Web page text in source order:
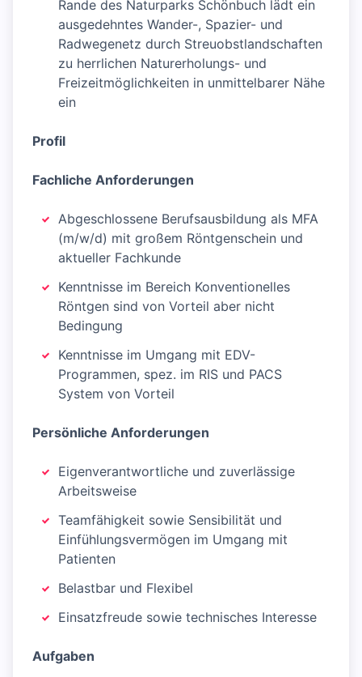
Rande des Naturparks Schönbuch lädt ein
ausgedehntes Wander-, Spazier- und
Radwegenetz durch Streuobstlandschaften
zu herrlichen Naturerholungs- und
Freizeitmöglichkeiten in unmittelbarer Nähe
ein
Profil
Fachliche Anforderungen
Abgeschlossene Berufsausbildung als MFA
(m/w/d) mit großem Röntgenschein und
aktueller Fachkunde
Kenntnisse im Bereich Konventionelles
Röntgen sind von Vorteil aber nicht
Bedingung
Kenntnisse im Umgang mit EDV-
Programmen, spez. im RIS und PACS
System von Vorteil
Persönliche Anforderungen
Eigenverantwortliche und zuverlässige
Arbeitsweise
Teamfähigkeit sowie Sensibilität und
Einfühlungsvermögen im Umgang mit
Patienten
Belastbar und Flexibel
Einsatzfreude sowie technisches Interesse
Aufgaben